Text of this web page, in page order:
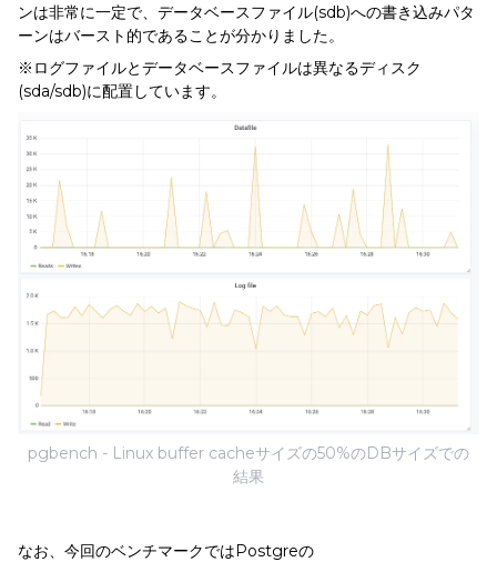
ンは非常に一定で、データベースファイル(sdb)への書き込みパタ
ーンはバースト的であることが分かりました。
※ログファイルとデータベースファイルは異なるディスク
(sda/sdb)に配置しています。
pgbench - Linux buffer cacheサイズの50%のDBサイズでの
結果
なお、今回のベンチマークではPostgreの